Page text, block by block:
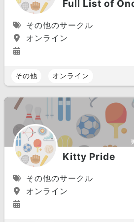
Full List of
その他のサークル
オンライン
その他 オンライン
Kitty Pride
その他のサークル
オンライン